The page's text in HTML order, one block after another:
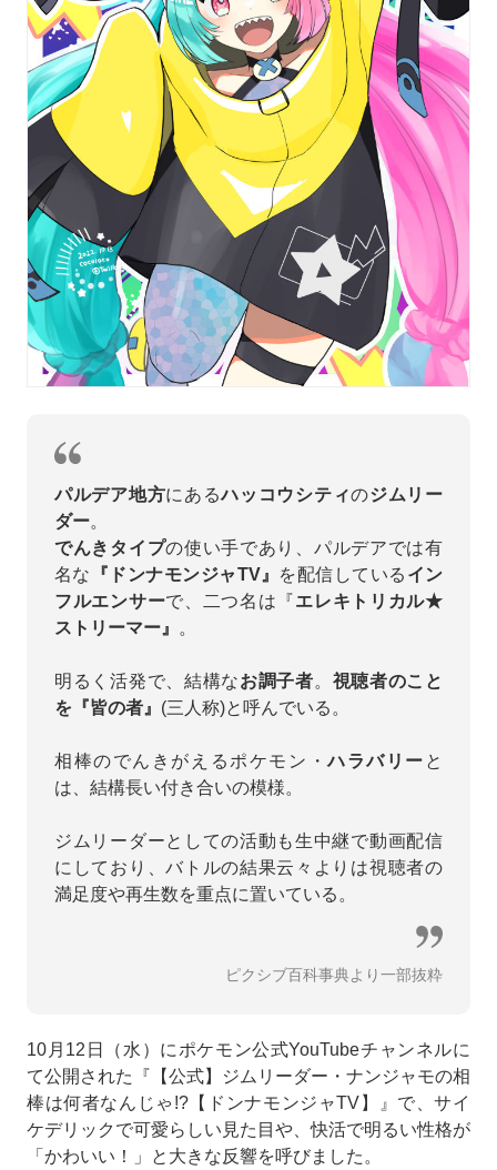
パルデア地方にあるハッコウシティのジムリー
ダー。
でんきタイプの使い手であり、パルデアでは有
名な
『ドンナモンジャTV』 を配信している イン
フルエンサーで、二つ名は『エレキトリカル★
ストリーマー』
。
明るく活発で、結構なお調子者。 視聴者のこと
を『皆の者』 (三人称)と呼んでいる。
相棒のでんきがえるポケモン・ハラバリー と
は、結構長い付き合いの模様。
ジムリーダーとしての活動も生中継で動画配信
にしており、バトルの結果云々よりは視聴者の
満足度や再生数を重点に置いている。
ピクシブ百科事典より一部抜粋
10月12日（水）にポケモン公式YouTubeチャンネルに
て公開された『【公式】ジムリーダー・ナンジャモの相
棒は何者なんじゃ!?【ドンナモンジャTV】』で、サイ
ケデリックで可愛らしい見た目や、快活で明るい性格が
「かわいい！」と大きな反響を呼びました。